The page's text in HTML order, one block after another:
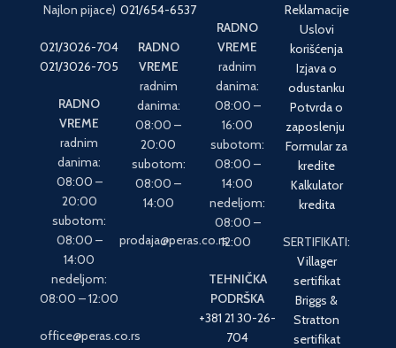
Najlon pijace)
021/3026-704
021/3026-705
RADNO
VREME
radnim
danima:
08:00 –
20:00
subotom:
08:00 –
14:00
nedeljom:
08:00 – 12:00
office@peras.co.rs
021/654-6537
RADNO
VREME
radnim
danima:
08:00 –
20:00
subotom:
08:00 –
14:00
prodaja@peras.co.rs
RADNO
VREME
radnim
danima:
08:00 –
16:00
subotom:
08:00 –
14:00
nedeljom:
08:00 –
12:00
TEHNIČKA
PODRŠKA
+381 21 30-26-
704
Reklamacije
Uslovi
korišćenja
Izjava o
odustanku
Potvrda o
zaposlenju
Formular za
kredite
Kalkulator
kredita
SERTIFIKATI:
Villager
sertifikat
Briggs &
Stratton
sertifikat